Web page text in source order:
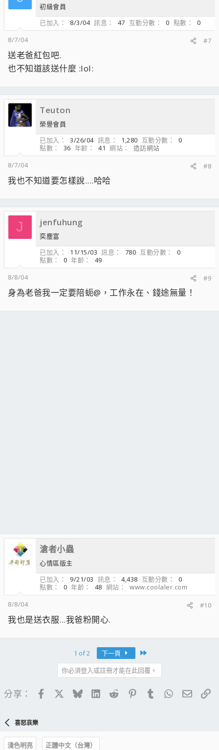
初級會員
已加入
8/3/04 訊息 47 互動分數 0 點數
0
8/7/04
#7
送老爸紅包吧.
也不知道該送什麼 :lol:
Teuton
榮譽會員
已加入
3/26/04 訊息 1,280 互動分數
0
點數
36 年齡 41 網站
造訪網站
8/7/04
#8
我也不知道要怎樣說....哈哈
J jenfuhung
奕塵富
已加入
11/15/03 訊息 780 互動分數
0
點數
0 年齡
49
8/8/04
#9
身為老爸我一定要陪蚅@，工作永在、錢途無量！
滄者小蟲
心情區版主
已加入
9/21/03 訊息 4,438 互動分數
0
點數
0 年齡 48 網站
www.coolaler.com
8/8/04
#10
我也是送衣服...我爸粉開心.
1 of 2 下一頁
你必須登入或註冊才能在此回覆。
分享： FacebookBlueskyLinkedIn
Reddit PinterestTumblrWhatsApp
電子
喜怒哀樂
淺色明亮
正體中文（台灣）